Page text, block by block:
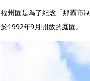
福州園是為了紀念「那霸市
於1992年9月開放的庭園。